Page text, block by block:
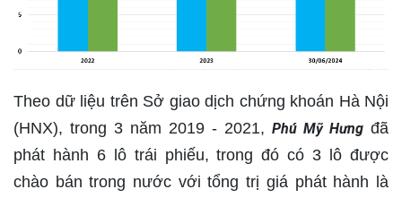
Theo dữ liệu trên Sở giao dịch chứng khoán Hà Nội
(HNX), trong 3 năm 2019 - 2021, Phú Mỹ Hưng đã
phát hành 6 lô trái phiếu, trong đó có 3 lô được
chào bán trong nước với tổng trị giá phát hành là